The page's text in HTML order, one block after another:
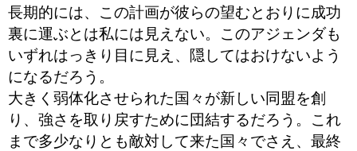
長期的には、この計画が彼らの望むとおりに成功
裏に運ぶとは私には見えない。このアジェンダも
いずれはっきり目に見え、隠してはおけないよう
になるだろう。
大きく弱体化させられた国々が新しい同盟を創
り、強さを取り戻すために団結するだろう。これ
まで多少なりとも敵対して来た国々でさえ、最終